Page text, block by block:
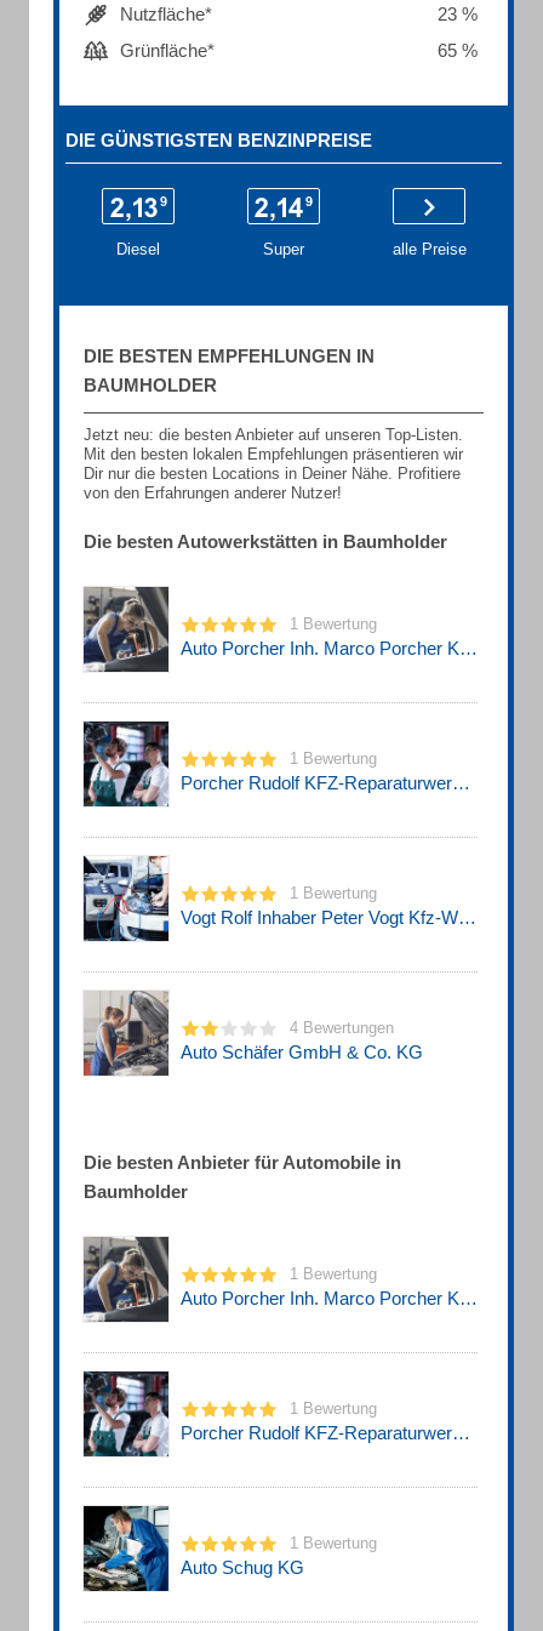
Nutzfläche*
23 %
Grünfläche*
65 %
DIE GÜNSTIGSTEN BENZINPREISE
Diesel Super alle Preise
DIE BESTEN EMPFEHLUNGEN IN
BAUMHOLDER
Jetzt neu: die besten Anbieter auf unseren Top-Listen.
Mit den besten lokalen Empfehlungen präsentieren wir
Dir nur die besten Locations in Deiner Nähe. Profitiere
von den Erfahrungen anderer Nutzer!
Die besten Autowerkstätten in Baumholder
1 Bewertung
Auto Porcher Inh. Marco Porcher KFZ-Reparaturwerkstatt
1 Bewertung
Porcher Rudolf KFZ-Reparaturwerkstatt
1 Bewertung
Vogt Rolf Inhaber Peter Vogt Kfz-Werkstatt
4 Bewertungen
Auto Schäfer GmbH & Co. KG
Die besten Anbieter für Automobile in
Baumholder
1 Bewertung
Auto Porcher Inh. Marco Porcher KFZ-Reparaturwerkstatt
1 Bewertung
Porcher Rudolf KFZ-Reparaturwerkstatt
1 Bewertung
Auto Schug KG